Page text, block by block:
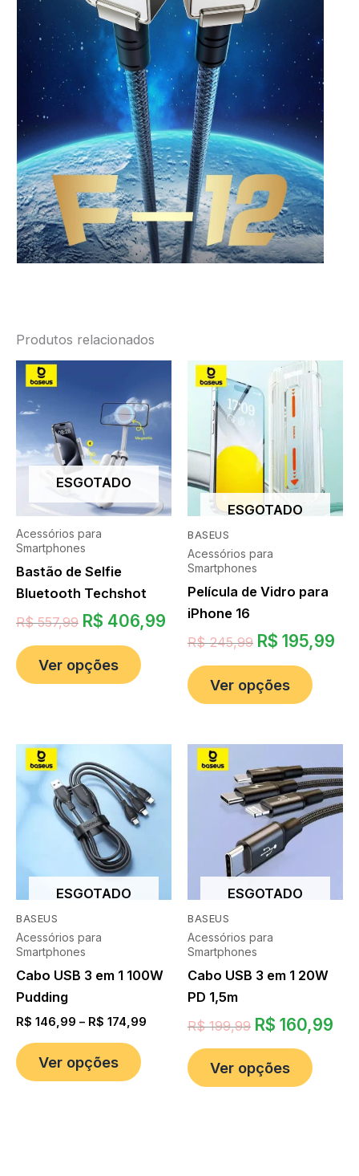
Produtos relacionados
ESGOTADO
Acessórios para
Smartphones
Bastão de Selfie
Bluetooth Techshot
R$557,99 R$ 406,99
Ver opções
BASEUS
ESGOTADO
Acessórios para
Smartphones
Película de Vidro para
iPhone 16
R$245,99 R$ 195,99
Ver opções
BASEUS
ESGOTADO
Acessórios para
Smartphones
Cabo USB 3 em 1 100W
Pudding
R$ 146,99 – R$ 174,99
Ver opções
BASEUS
ESGOTADO
Acessórios para
Smartphones
Cabo USB 3 em 1 20W
PD 1,5m
R$199,99 R$ 160,99
Ver opções